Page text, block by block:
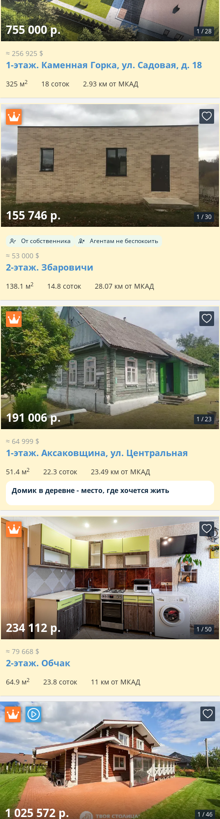
1 /28
755 000 р.
≈ 256 925 $
1-этаж. Каменная Горка, ул. Садовая, д. 18
325 м2 18 соток 2.93 км от МКАД
1 /30
155 746 р.
От собственника Агентам не беспокоить
≈ 53 000 $
2-этаж. Збаровичи
138.1 м2 14.8 соток 28.07 км от МКАД
1 /23
191 006 р.
≈ 64 999 $
1-этаж. Аксаковщина, ул. Центральная
51.4 м2 22.3 соток
23.49 км от МКАД
Домик в деревне - место, где хочется жить
1 /50
234 112 р.
≈ 79 668 $
2-этаж. Обчак
64.9 м2 23.8 соток 11 км от МКАД
1 /46
1 025 572 р.